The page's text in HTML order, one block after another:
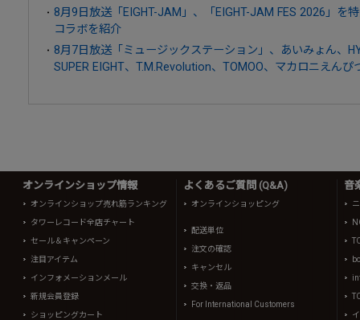
8月9日放送「EIGHT-JAM」、「EIGHT-JAM FES 2026」を
コラボを紹介
8月7日放送「ミュージックステーション」、あいみょん、
SUPER EIGHT、T.M.Revolution、TOMOO、マカロニえんぴ
オンラインショップ情報
オンラインショップ売れ筋ランキング
タワーレコード全店チャート
セール＆キャンペーン
注目アイテム
インフォメーションメール
新規会員登録
ショッピングカート
よくあるご質問 (Q&A)
オンラインショッピング
配送単位
注文の確認
キャンセル
交換・返品
For International Customers
音